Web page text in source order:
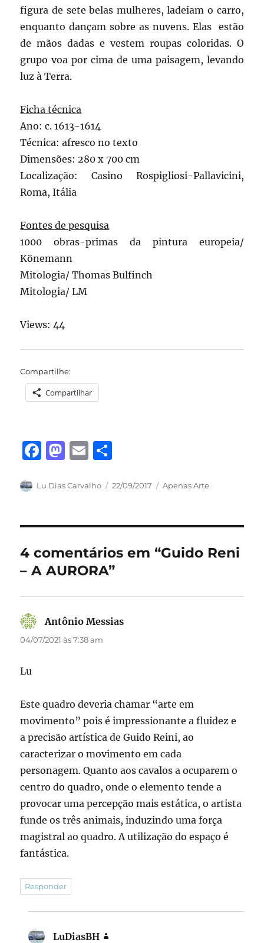
figura de sete belas mulheres, ladeiam o carro,
enquanto dançam sobre as nuvens. Elas estão
de mãos dadas e vestem roupas coloridas. O
grupo voa por cima de uma paisagem, levando
luz à Terra.
Ficha técnica
Ano: c. 1613-1614
Técnica: afresco no texto
Dimensões: 280 x 700 cm
Localização: Casino Rospigliosi-Pallavicini,
Roma, Itália
Fontes de pesquisa
1000 obras-primas da pintura europeia/
Könemann
Mitologia/ Thomas Bulfinch
Mitologia/ LM
Views: 44
Compartilhe:
Compartilhar
F
c
b
o
o
k
M
st
d
o
n
E
ai a
Autor
Lu Dias Carvalho
Publicado
22/09/2017 Categorias
Apenas Arte
4 comentários em “Guido Reni
– A AURORA”
Antônio Messias
04/07/2021 às 7:38 am
Lu
Este quadro deveria chamar “arte em
movimento” pois é impressionante a fluidez e
a precisão artística de Guido Reini, ao
caracterizar o movimento em cada
personagem. Quanto aos cavalos a ocuparem o
centro do quadro, onde o elemento tende a
provocar uma percepção mais estática, o artista
funde os três animais, induzindo uma força
magistral ao quadro. A utilização do espaço é
fantástica.
Responder
LuDiasBH